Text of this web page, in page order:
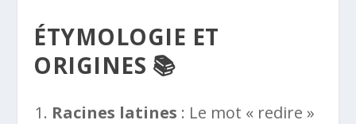
ÉTYMOLOGIE ET
ORIGINES 📚
Racines latines : Le mot « redire »